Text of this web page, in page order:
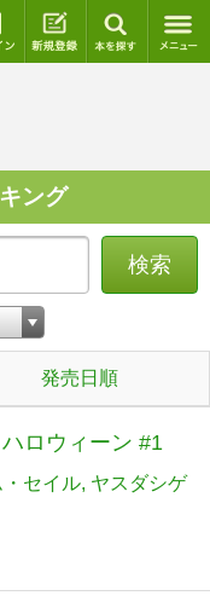
ログイン 新規登録
ング
検索
発売日順
ロウィーン #1
セイル ヤスダシゲ